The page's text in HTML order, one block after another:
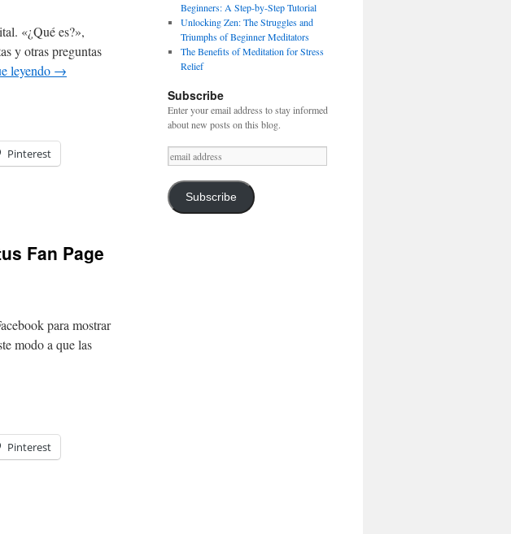
«¿Qué es?»,
y otras preguntas
leyendo →
Pinterest
Fan Page
para mostrar
modo a que las
Pinterest
Beginners: A Step-by-Step Tutorial
Unlocking Zen: The Struggles and
Triumphs of Beginner Meditators
The Benefits of Meditation for Stress
Relief
Subscribe
Enter your email address to stay informed
about new posts on this blog.
email
address
Subscribe